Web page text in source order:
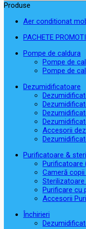
Produse
Aer conditionat
PACHETE
Pompe de caldura
Pompe de
Pompe de
Dezumidificatoare
Accesorii
Purificatoare &
Purificatoare
Cameră copii
Sterilizatoare
Purificare cu
Accesorii
Închirieri